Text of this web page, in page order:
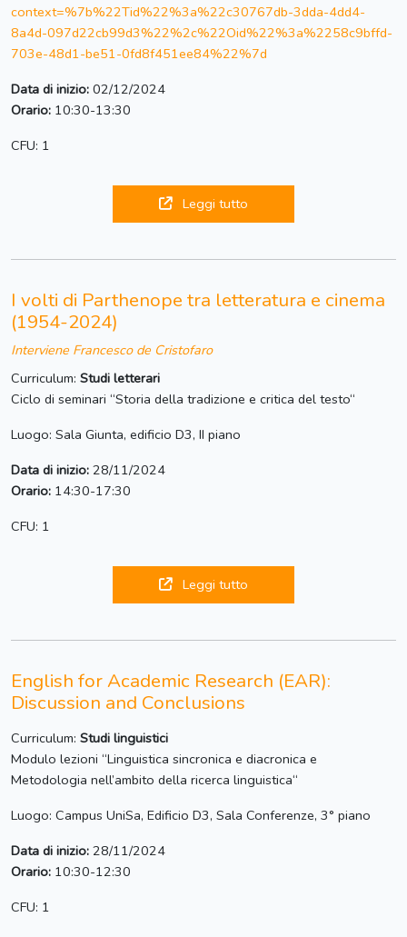
context=%7b%22Tid%22%3a%22c30767db-3dda-4dd4-
8a4d-097d22cb99d3%22%2c%22Oid%22%3a%2258c9bffd-
703e-48d1-be51-0fd8f451ee84%22%7d
Data di inizio: 02/12/2024
Orario: 10:30-13:30
CFU: 1
Leggi tutto
I volti di Parthenope tra letteratura e cinema
(1954-2024)
Interviene Francesco de Cristofaro
Curriculum: Studi letterari
Ciclo di seminari “Storia della tradizione e critica del testo“
Luogo: Sala Giunta, edificio D3, II piano
Data di inizio: 28/11/2024
Orario: 14:30-17:30
CFU: 1
Leggi tutto
English for Academic Research (EAR):
Discussion and Conclusions
Curriculum: Studi linguistici
Modulo lezioni “Linguistica sincronica e diacronica e
Metodologia nell’ambito della ricerca linguistica“
Luogo: Campus UniSa, Edificio D3, Sala Conferenze, 3° piano
Data di inizio: 28/11/2024
Orario: 10:30-12:30
CFU: 1